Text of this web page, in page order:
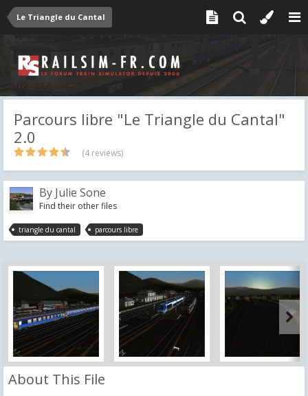
Le Triangle du Cantal
Parcours libre "Le Triangle du Cantal"
2.0
(4 reviews)
By Julie Sone
Find their other files
triangle du cantal parcours libre
About This File